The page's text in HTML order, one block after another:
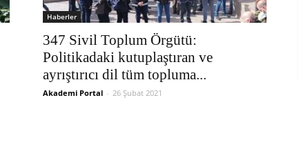
Haberler
347 Sivil Toplum Örgütü:
Politikadaki kutuplaştıran ve
ayrıştırıcı dil tüm topluma...
Akademi Portal - 26 Şubat 2021